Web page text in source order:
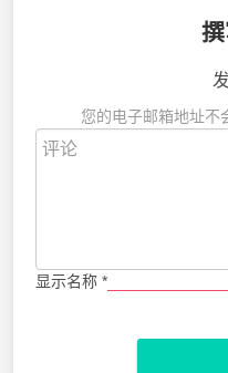
您的电子邮箱地址不
显示名称 *